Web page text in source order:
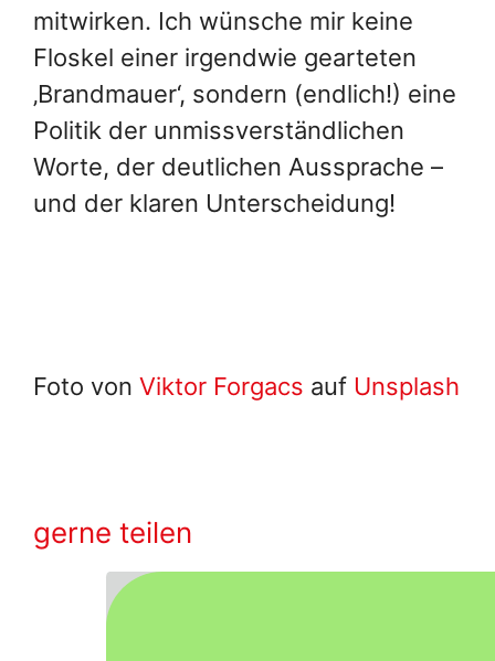
mitwirken. Ich wünsche mir keine
Floskel einer irgendwie gearteten
‚Brandmauer‘, sondern (endlich!) eine
Politik der unmissverständlichen
Worte, der deutlichen Aussprache –
und der klaren Unterscheidung!
Foto von Viktor Forgacs auf Unsplash
gerne teilen